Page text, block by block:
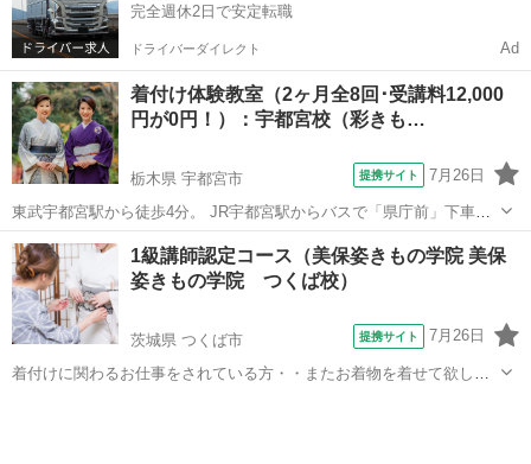
完全週休2日で安定転職
ドライバーダイレクト Ad
着付け体験教室（2ヶ月全8回･受講料12,000
円が0円！）：宇都宮校（彩きも…
栃木県 宇都宮市 提携サイト 7月26日
東武宇都宮駅から徒歩4分。 JR宇都宮駅からバスで「県庁前」下車徒
歩0分。 初心者のための受講料12,000円→0円の着付体験教室（2ヶ月
全8回） 先着5名様に無料受講券プレゼント！ ＜募集日程＞ ・2026年
9月28...
栃木 宇都宮市 着付け
1級講師認定コース（美保姿きもの学院 美保
姿きもの学院 つくば校）
茨城県 つくば市 提携サイト 7月26日
着付けに関わるお仕事をされている方・・またお着物を着せて欲しい